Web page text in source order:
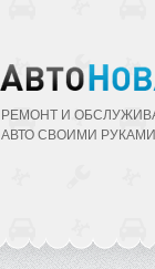
РЕМОНТ И
АВТО CВОИМИ РУКАМИ